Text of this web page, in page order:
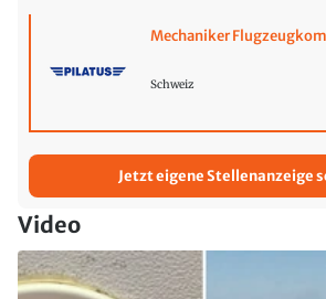
Mechaniker
Schweiz
Jetzt eigene Stellenanzeige
Video